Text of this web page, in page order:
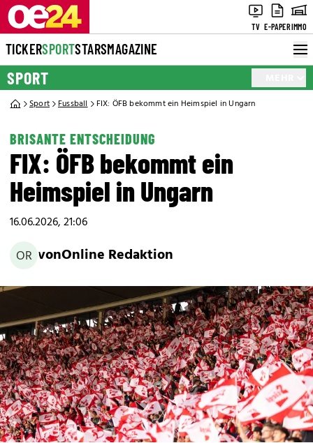
TV E-PAPERIMMO
TICKERSPORTSTARSMAGAZINE
SPORT
Sport Fussball FIX: ÖFB bekommt ein Heimspiel in Ungarn
BRISANTE ENTSCHEIDUNG
FIX: ÖFB bekommt ein
Heimspiel in Ungarn
16.06.2026, 21:06
OR vonOnline Redaktion